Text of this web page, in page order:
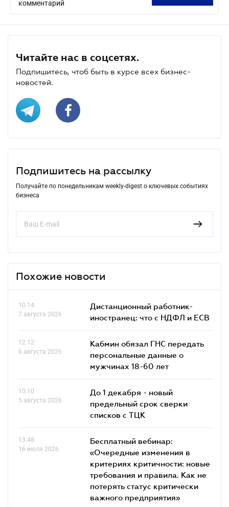
комментарий
Читайте нас в соцсетях.
Подпишитесь, чтоб быть в курсе всех бизнес-
новостей.
Подпишитесь на рассылку
Получайте по понедельникам weekly-digest о ключевых событиях
бизнеса
Похожие новости
10.14
7 августа 2026
Дистанционный работник-
иностранец: что с НДФЛ и ЕСВ
12.12
6 августа 2026
Кабмин обязал ГНС передать
персональные данные о
мужчинах 18-60 лет
10.10
5 августа 2026
До 1 декабря - новый
предельный срок сверки
списков c ТЦК
13.48
16 июля 2026
Бесплатный вебинар:
«Очередные изменения в
критериях критичности: новые
требования и правила. Как не
потерять статус критически
важного предприятия»